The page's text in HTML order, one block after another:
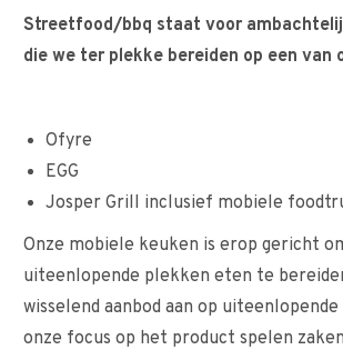
Streetfood/bbq staat voor
die we ter plekke bereiden op een van
Ofyre
EGG
Josper Grill inclusief mobiele
Onze mobiele keuken is erop gericht
uiteenlopende plekken eten te
wisselend aanbod aan op
onze focus op het product spelen